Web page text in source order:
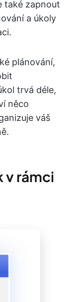
také zapnout
a úkoly
plánování,
trvá déle,
něco
váš
v rámci